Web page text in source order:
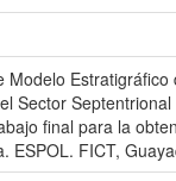
Modelo Estratigráfico
Sector Septentrional
final para la
ESPOL. FICT,